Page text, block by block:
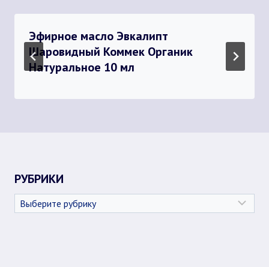
Эфирное масло Эвкалипт
Шаровидный Коммек Органик
Натуральное 10 мл
РУБРИКИ
Рубрики